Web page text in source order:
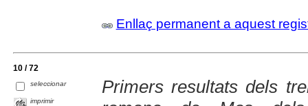
Enllaç permanent a aquest
10 / 72
seleccionar
imprimir
Primers resultats dels